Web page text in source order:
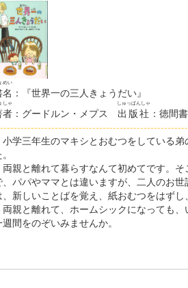
めい
：『世界一の三人きょうだい』
者
しゃ
：グードルン・メプス 出版社
しゅっぱんしゃ
：徳間
小学三年生のマキシとおむつをしている
両親と離れて暮らすなんて初めてです。
、パパやママとは違いますが、二人のお
、新しいことばを覚え、紙おむつをはず
両親と離れて、ホームシックになっても
間をのぞいみませんか。